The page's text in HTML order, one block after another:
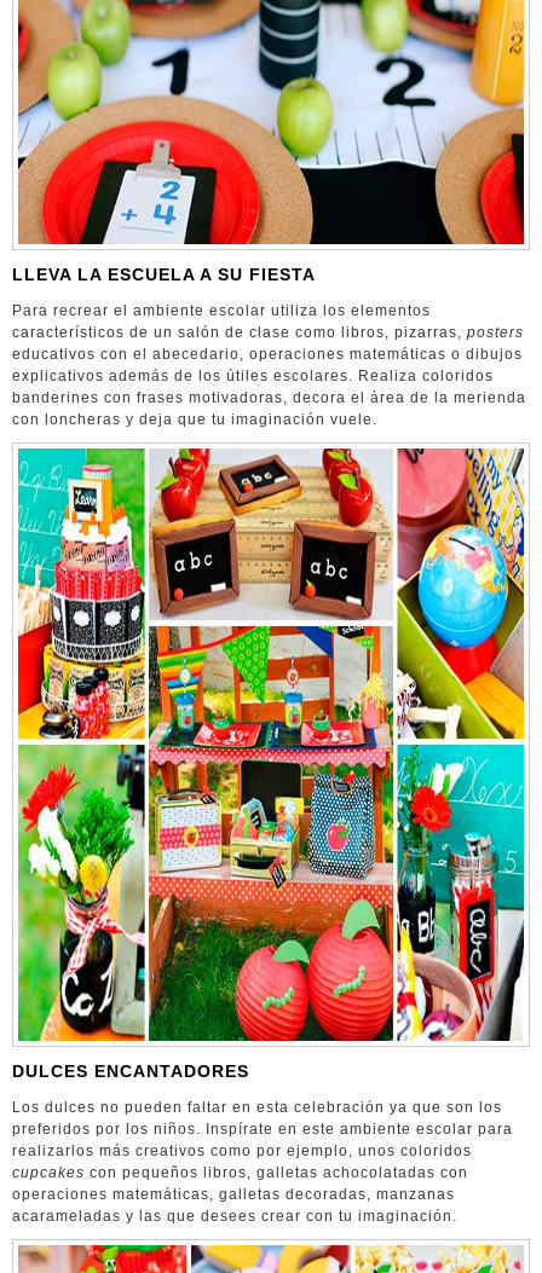
LLEVA LA ESCUELA A SU FIESTA
Para recrear el ambiente escolar utiliza los elementos
característicos de un salón de clase como libros, pizarras, posters
educativos con el abecedario, operaciones matemáticas o dibujos
explicativos además de los útiles escolares. Realiza coloridos
banderines con frases motivadoras, decora el área de la merienda
con loncheras y deja que tu imaginación vuele.
DULCES ENCANTADORES
Los dulces no pueden faltar en esta celebración ya que son los
preferidos por los niños. Inspírate en este ambiente escolar para
realizarlos más creativos como por ejemplo, unos coloridos
cupcakes con pequeños libros, galletas achocolatadas con
operaciones matemáticas, galletas decoradas, manzanas
acarameladas y las que desees crear con tu imaginación.